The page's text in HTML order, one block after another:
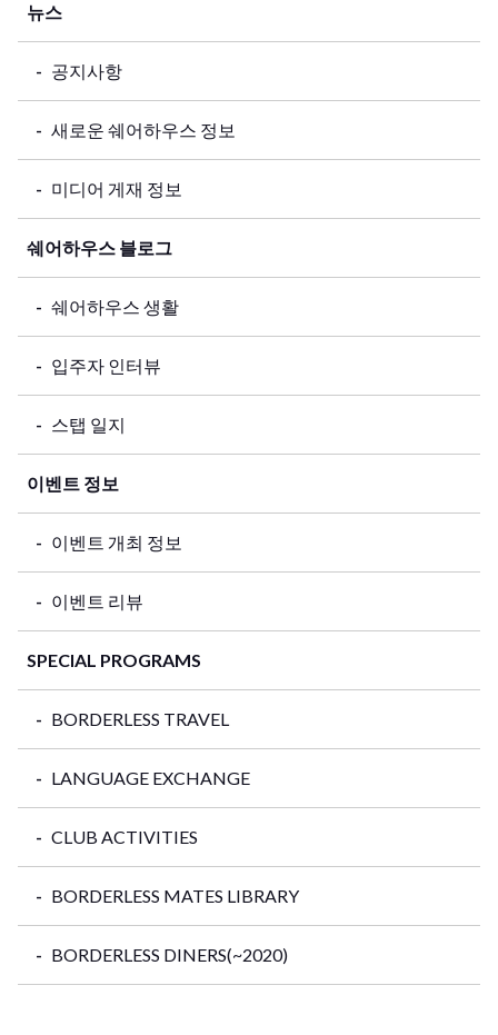
뉴스
공지사항
새로운 쉐어하우스 정보
미디어 게재 정보
쉐어하우스 블로그
쉐어하우스 생활
입주자 인터뷰
스탭 일지
이벤트 정보
이벤트 개최 정보
이벤트 리뷰
SPECIAL PROGRAMS
BORDERLESS TRAVEL
LANGUAGE EXCHANGE
CLUB ACTIVITIES
BORDERLESS MATES LIBRARY
BORDERLESS DINERS(~2020)